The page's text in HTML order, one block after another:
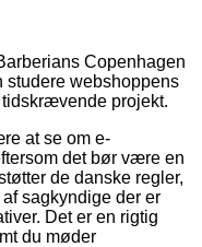
Copenhagen
studere webshoppens
tidskrævende projekt.
at se om e-
det bør være en
de danske regler,
sagkyndige der er
Det er en rigtig
du møder